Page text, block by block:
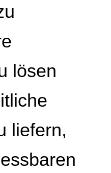
lösen
liefern,